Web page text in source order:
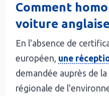
Comment
voiture
En l'absence de
européen, une
demandée auprès de
régionale de